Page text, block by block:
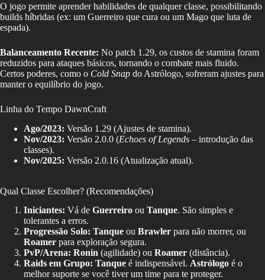
O jogo permite aprender habilidades de qualquer classe, possibilitando
builds híbridas (ex: um Guerreiro que cura ou um Mago que luta de
espada).
Balanceamento Recente: No patch 1.29, os custos de stamina foram
reduzidos para ataques básicos, tornando o combate mais fluido.
Certos poderes, como o Cold Snap do Astrólogo, sofreram ajustes para
manter o equilíbrio do jogo.
Linha do Tempo DawnCraft
Ago/2023: Versão 1.29 (Ajustes de stamina).
Nov/2023: Versão 2.0.0 (Echoes of Legends – introdução das
classes).
Nov/2025: Versão 2.0.16 (Atualização atual).
Qual Classe Escolher? (Recomendações)
Iniciantes: Vá de Guerreiro ou Tanque. São simples e
tolerantes a erros.
Progressão Solo: Tanque ou Brawler para não morrer, ou
Roamer para exploração segura.
PvP/Arena: Ronin (agilidade) ou Roamer (distância).
Raids em Grupo: Tanque é indispensável. Astrólogo é o
melhor suporte se você tiver um time para te proteger.